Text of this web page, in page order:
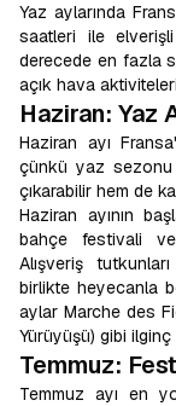
Yaz aylarında
saatleri ile
derecede en fazla
açık hava
Haziran: Yaz
Haziran ayı
çünkü yaz sezonu
çıkarabilir hem de
Haziran ayının
bahçe festivali ve
Alışveriş
birlikte heyecanla
aylar Marche des
Yürüyüşü) gibi
Temmuz:
Temmuz ayı en